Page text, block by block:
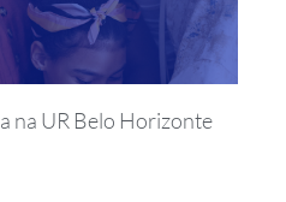
na UR Belo Horizonte